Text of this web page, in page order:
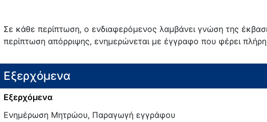
Σε κάθε περίπτωση, ο ενδιαφερόμενος λαμβάνει γνώση της
περίπτωση απόρριψης, ενημερώνεται με έγγραφο που φέρει πλήρη
Εξερχόμενα
Εξερχόμενα
Ενημέρωση Μητρώου, Παραγωγή εγγράφου